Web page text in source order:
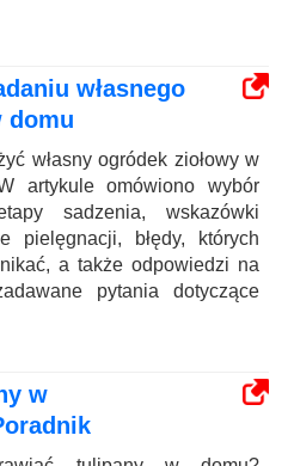
własnego
domu
własny ogródek ziołowy w
artykule omówiono wybór
sadzenia, wskazówki
pielęgnacji, błędy, których
a także odpowiedzi na
pytania dotyczące
w